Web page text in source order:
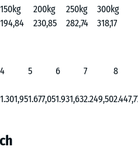
150kg 200kg 250kg
300kg
194,84 230,85 282,74 318,17
4 5 6 7
8
1.301,951.677,051.931,632.249,50